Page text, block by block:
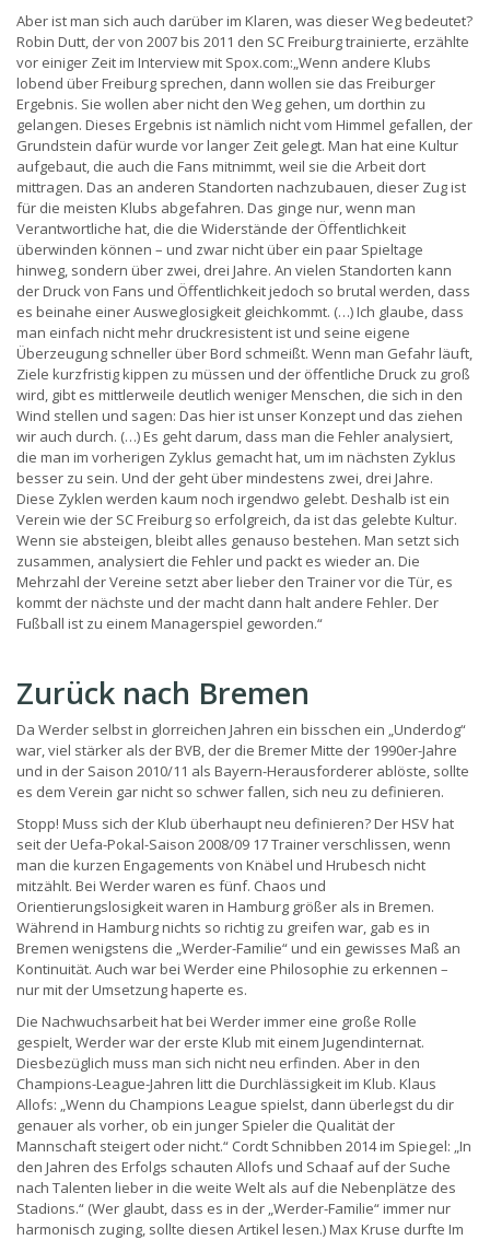
Aber ist man sich auch darüber im Klaren, was dieser Weg bedeutet?
Robin Dutt, der von 2007 bis 2011 den SC Freiburg trainierte, erzählte
vor einiger Zeit im Interview mit Spox.com:„Wenn andere Klubs
lobend über Freiburg sprechen, dann wollen sie das Freiburger
Ergebnis. Sie wollen aber nicht den Weg gehen, um dorthin zu
gelangen. Dieses Ergebnis ist nämlich nicht vom Himmel gefallen, der
Grundstein dafür wurde vor langer Zeit gelegt. Man hat eine Kultur
aufgebaut, die auch die Fans mitnimmt, weil sie die Arbeit dort
mittragen. Das an anderen Standorten nachzubauen, dieser Zug ist
für die meisten Klubs abgefahren. Das ginge nur, wenn man
Verantwortliche hat, die die Widerstände der Öffentlichkeit
überwinden können – und zwar nicht über ein paar Spieltage
hinweg, sondern über zwei, drei Jahre. An vielen Standorten kann
der Druck von Fans und Öffentlichkeit jedoch so brutal werden, dass
es beinahe einer Ausweglosigkeit gleichkommt. (…) Ich glaube, dass
man einfach nicht mehr druckresistent ist und seine eigene
Überzeugung schneller über Bord schmeißt. Wenn man Gefahr läuft,
Ziele kurzfristig kippen zu müssen und der öffentliche Druck zu groß
wird, gibt es mittlerweile deutlich weniger Menschen, die sich in den
Wind stellen und sagen: Das hier ist unser Konzept und das ziehen
wir auch durch. (…) Es geht darum, dass man die Fehler analysiert,
die man im vorherigen Zyklus gemacht hat, um im nächsten Zyklus
besser zu sein. Und der geht über mindestens zwei, drei Jahre.
Diese Zyklen werden kaum noch irgendwo gelebt. Deshalb ist ein
Verein wie der SC Freiburg so erfolgreich, da ist das gelebte Kultur.
Wenn sie absteigen, bleibt alles genauso bestehen. Man setzt sich
zusammen, analysiert die Fehler und packt es wieder an. Die
Mehrzahl der Vereine setzt aber lieber den Trainer vor die Tür, es
kommt der nächste und der macht dann halt andere Fehler. Der
Fußball ist zu einem Managerspiel geworden.“
Zurück nach Bremen
Da Werder selbst in glorreichen Jahren ein bisschen ein „Underdog“
war, viel stärker als der BVB, der die Bremer Mitte der 1990er-Jahre
und in der Saison 2010/11 als Bayern-Herausforderer ablöste, sollte
es dem Verein gar nicht so schwer fallen, sich neu zu definieren.
Stopp! Muss sich der Klub überhaupt neu definieren? Der HSV hat
seit der Uefa-Pokal-Saison 2008/09 17 Trainer verschlissen, wenn
man die kurzen Engagements von Knäbel und Hrubesch nicht
mitzählt. Bei Werder waren es fünf. Chaos und
Orientierungslosigkeit waren in Hamburg größer als in Bremen.
Während in Hamburg nichts so richtig zu greifen war, gab es in
Bremen wenigstens die „Werder-Familie“ und ein gewisses Maß an
Kontinuität. Auch war bei Werder eine Philosophie zu erkennen –
nur mit der Umsetzung haperte es.
Die Nachwuchsarbeit hat bei Werder immer eine große Rolle
gespielt, Werder war der erste Klub mit einem Jugendinternat.
Diesbezüglich muss man sich nicht neu erfinden. Aber in den
Champions-League-Jahren litt die Durchlässigkeit im Klub. Klaus
Allofs: „Wenn du Champions League spielst, dann überlegst du dir
genauer als vorher, ob ein junger Spieler die Qualität der
Mannschaft steigert oder nicht.“ Cordt Schnibben 2014 im Spiegel: „In
den Jahren des Erfolgs schauten Allofs und Schaaf auf der Suche
nach Talenten lieber in die weite Welt als auf die Nebenplätze des
Stadions.“ (Wer glaubt, dass es in der „Werder-Familie“ immer nur
harmonisch zuging, sollte diesen Artikel lesen.) Max Kruse durfte Im